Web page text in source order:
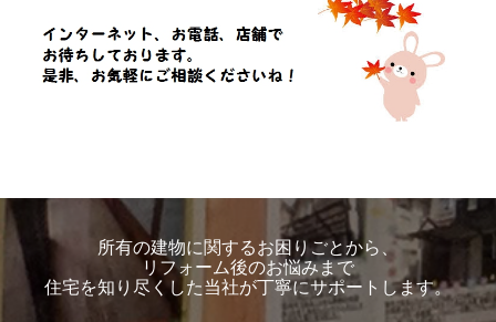
所有の建物に関するお困りごとから、
リフォーム後のお悩みまで
住宅を知り尽くした当社が丁寧にサポートします。